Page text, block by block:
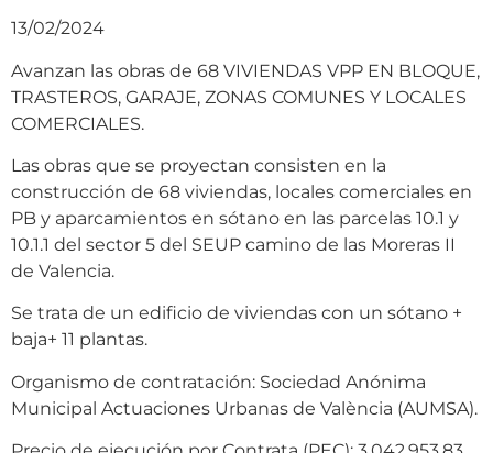
13/02/2024
Avanzan las obras de 68 VIVIENDAS VPP EN BLOQUE,
TRASTEROS, GARAJE, ZONAS COMUNES Y LOCALES
COMERCIALES.
Las obras que se proyectan consisten en la
construcción de 68 viviendas, locales comerciales en
PB y aparcamientos en sótano en las parcelas 10.1 y
10.1.1 del sector 5 del SEUP camino de las Moreras II
de Valencia.
Se trata de un edificio de viviendas con un sótano +
baja+ 11 plantas.
Organismo de contratación: Sociedad Anónima
Municipal Actuaciones Urbanas de València (AUMSA).